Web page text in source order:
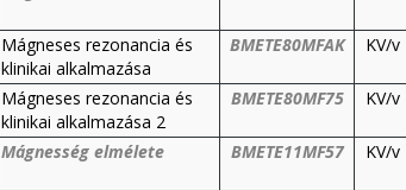
Mágneses rezonancia és
klinikai alkalmazása
BMETE80MFAK KV/v
Mágneses rezonancia és
klinikai alkalmazása 2
BMETE80MF75 KV/v
Mágnesség elmélete BMETE11MF57 KV/v